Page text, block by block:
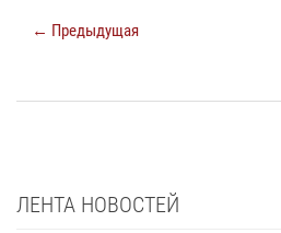
← Предыдущая
ЛЕНТА НОВОСТЕЙ